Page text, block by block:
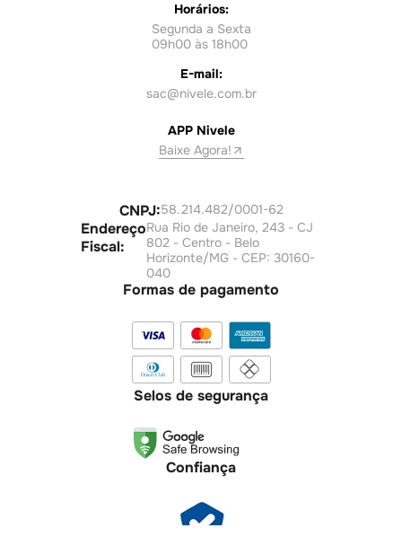
Horários:
Segunda a Sexta
09h00 às 18h00
E-mail:
sac@nivele.com.br
APP Nivele
Baixe Agora!
CNPJ:58.214.482/0001-62
Endereço
Fiscal:
Rua Rio de Janeiro, 243 - CJ
802 - Centro - Belo
Horizonte/MG - CEP: 30160-
040
Formas de pagamento
Selos de segurança
Confiança